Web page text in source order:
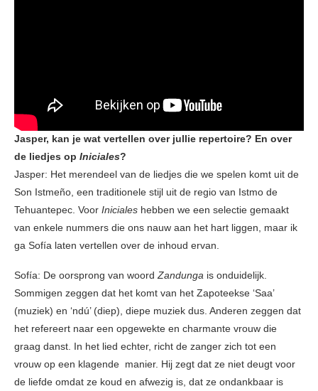
Jasper, kan je wat vertellen over jullie repertoire? En over
de liedjes op Iniciales?
Jasper: Het merendeel van de liedjes die we spelen komt uit de
Son Istmeño, een traditionele stijl uit de regio van Istmo de
Tehuantepec. Voor Iniciales hebben we een selectie gemaakt
van enkele nummers die ons nauw aan het hart liggen, maar ik
ga Sofía laten vertellen over de inhoud ervan.
Sofía: De oorsprong van woordZandunga is onduidelijk.
Sommigen zeggen dat het komt van het Zapoteekse ‘Saa’
(muziek) en ‘ndú’ (diep), diepe muziek dus. Anderen zeggen dat
het refereert naar een opgewekte en charmante vrouw die
graag danst. In het lied echter, richt de zanger zich tot een
vrouw op een klagende manier. Hij zegt dat ze niet deugt voor
de liefde omdat ze koud en afwezig is, dat ze ondankbaar is